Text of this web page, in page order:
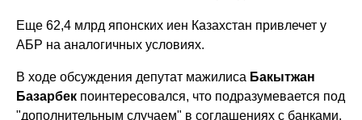
Еще 62,4 млрд японских иен Казахстан привлечет у
АБР на аналогичных условиях.
В ходе обсуждения депутат мажилиса Бакытжан
Базарбек поинтересовался, что подразумевается под
"дополнительным случаем" в соглашениях с банками,